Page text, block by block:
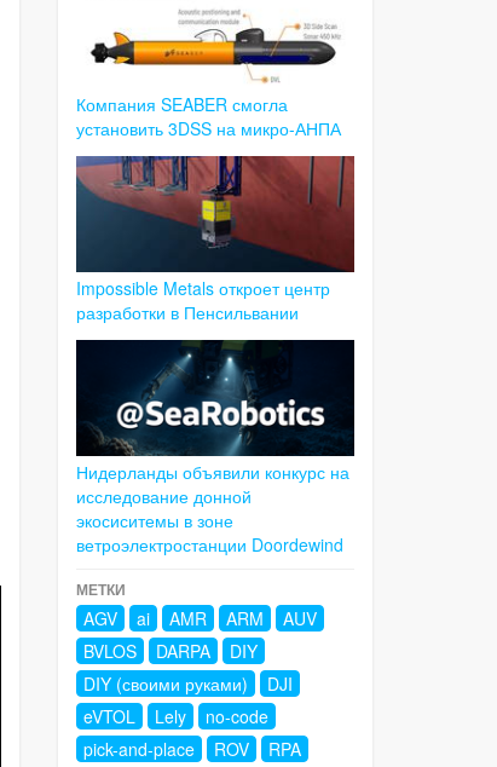
Компания SEABER смогла
установить 3DSS на микро-АНПА
Impossible Metals откроет центр
разработки в Пенсильвании
Нидерланды объявили конкурс на
исследование донной
экосиситемы в зоне
ветроэлектростанции Doordewind
МЕТКИ
AGV ai AMR ARM
AUV
BVLOS
DARPA
DIY
DIY (своими руками)
DJI
eVTOL
Lely
no-code
pick-and-place
ROV
RPA